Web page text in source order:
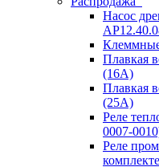
Насос
Плавкая
(16А)
Плавкая
(25А)
Реле
0007-
Реле